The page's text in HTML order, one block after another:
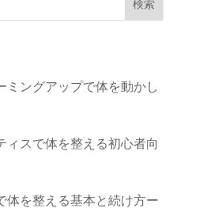
検索
ミングアップで体を動かし
ィスで体を整える初心者向
体を整える基本と続け方ー